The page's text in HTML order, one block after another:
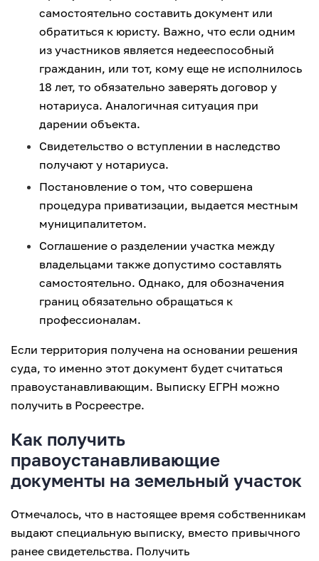
самостоятельно составить документ или
обратиться к юристу. Важно, что если одним
из участников является недееспособный
гражданин, или тот, кому еще не исполнилось
18 лет, то обязательно заверять договор у
нотариуса. Аналогичная ситуация при
дарении объекта.
Свидетельство о вступлении в наследство
получают у нотариуса.
Постановление о том, что совершена
процедура приватизации, выдается местным
муниципалитетом.
Соглашение о разделении участка между
владельцами также допустимо составлять
самостоятельно. Однако, для обозначения
границ обязательно обращаться к
профессионалам.
Если территория получена на основании решения
суда, то именно этот документ будет считаться
правоустанавливающим. Выписку ЕГРН можно
получить в Росреестре.
Как получить
правоустанавливающие
документы на земельный участок
Отмечалось, что в настоящее время собственникам
выдают специальную выписку, вместо привычного
ранее свидетельства. Получить